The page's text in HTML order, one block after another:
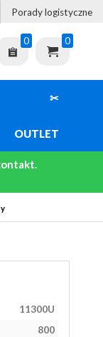
Porady logistyczne
0 0
✂
OUTLET
dostawa
11300U
800